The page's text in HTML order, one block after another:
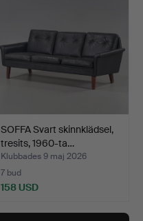
SOFFA Svart skinnklädsel,
tresits, 1960-ta…
Klubbades 9 maj 2026
7 bud
158 USD